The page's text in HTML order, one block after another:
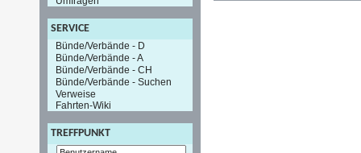
SERVICE
Bünde/Verbände - D
Bünde/Verbände - A
Bünde/Verbände - CH
Bünde/Verbände - Suchen
Verweise
Fahrten-Wiki
TREFFPUNKT